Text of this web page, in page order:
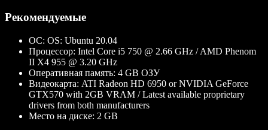
Рекомендуемые
ОС: OS: Ubuntu 20.04
Процессор: Intel Core i5 750 @ 2.66 GHz / AMD Phenom
II X4 955 @ 3.20 GHz
Оперативная память: 4 GB ОЗУ
Видеокарта: ATI Radeon HD 6950 or NVIDIA GeForce
GTX570 with 2GB VRAM / Latest available proprietary
drivers from both manufacturers
Место на диске: 2 GB